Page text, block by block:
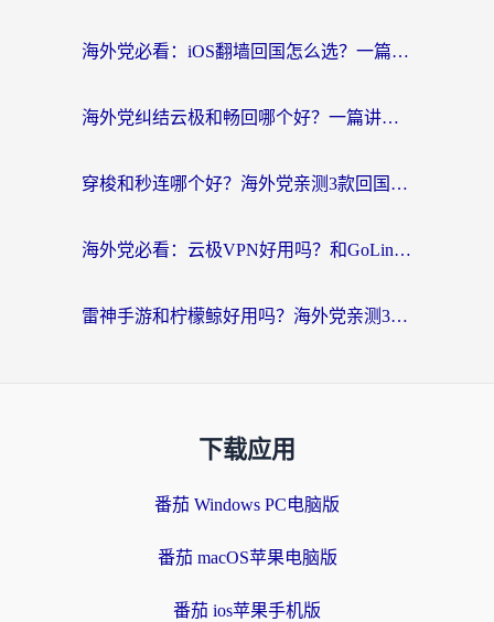
海外党必看：iOS翻墙回国怎么选？一篇搞定无缝访问国内资源
海外党纠结云极和畅回哪个好？一篇讲透回国加速器怎么选（附避坑指南）
穿梭和秒连哪个好？海外党亲测3款回国加速器，教你在国外正常浏览国内网站
海外党必看：云极VPN好用吗？和GoLinkVPN对比哪个回国效果更好？附真实体验指南
雷神手游和柠檬鲸好用吗？海外党亲测3款回国加速器，教你避开破解VPN坑
下载应用
番茄 Windows PC电脑版
番茄 macOS苹果电脑版
番茄 ios苹果手机版